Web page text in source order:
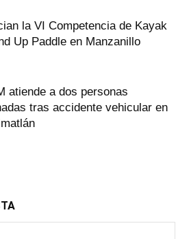
la VI Competencia de Kayak
Up Paddle en Manzanillo
atiende a dos personas
tras accidente vehicular en